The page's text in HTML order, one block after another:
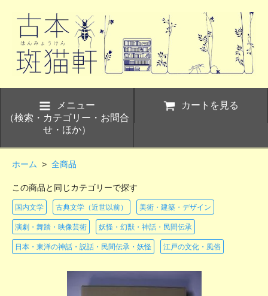
メニュー
（検索・カテゴリー・お問合
せ・ほか）
カートを見る
ホーム > 全商品
この商品と同じカテゴリーで探す
国内文学 古典文学（近世以前） 美術・建築・デザイン
演劇・舞踏・映像芸術 妖怪・幻獣・神話・民間伝承
日本・東洋の神話・説話・民間伝承・妖怪 江戸の文化・風俗